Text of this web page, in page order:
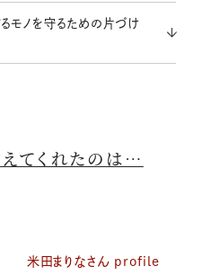
モノを守るための片づけ
てくれたのは…
米田まりなさん profile